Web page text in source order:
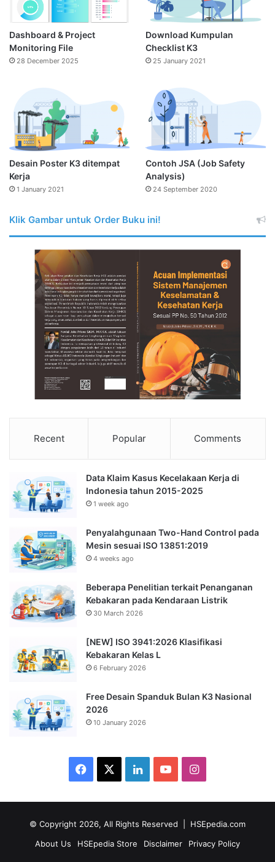
Dashboard & Project
Monitoring File
28 December 2025
Download Kumpulan
Checklist K3
25 January 2021
Desain Poster K3 ditempat
Kerja
1 January 2021
Contoh JSA (Job Safety
Analysis)
24 September 2020
Klik Gambar untuk Order Buku ini!
Recent Popular Comments
Data Klaim Kasus Kecelakaan Kerja di
Indonesia tahun 2015-2025
1 week ago
Penyalahgunaan Two-Hand Control pada
Mesin sesuai ISO 13851:2019
4 weeks ago
Beberapa Penelitian terkait Penanganan
Kebakaran pada Kendaraan Listrik
30 March 2026
[NEW] ISO 3941:2026 Klasifikasi
Kebakaran Kelas L
6 February 2026
Free Desain Spanduk Bulan K3 Nasional
2026
10 January 2026
Facebook LinkedInYouTubeInstagram
© Copyright 2026, All Rights Reserved | HSEpedia.com
About Us
HSEpedia Store Disclaimer Privacy Policy